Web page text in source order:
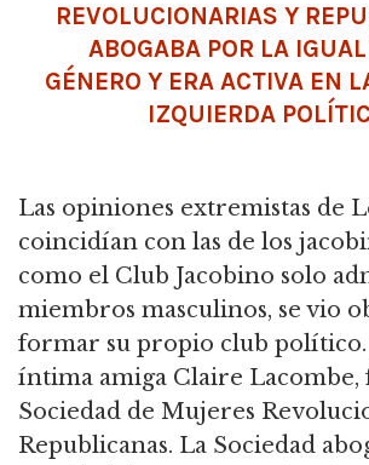
REVOLUCIONARIAS Y
ABOGABA POR LA
GÉNERO Y ERA ACTIVA EN
IZQUIERDA
Las opiniones extremistas de
coincidían con las de los
como el Club Jacobino solo
miembros masculinos, se vio
formar su propio club político.
íntima amiga Claire Lacombe,
Sociedad de Mujeres
Republicanas. La Sociedad